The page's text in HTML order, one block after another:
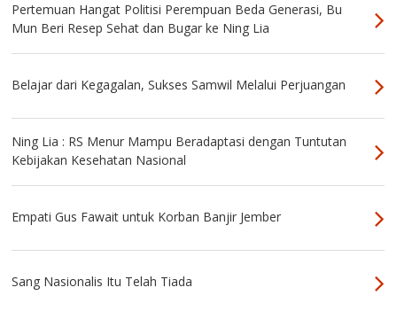
Pertemuan Hangat Politisi Perempuan Beda Generasi, Bu
Mun Beri Resep Sehat dan Bugar ke Ning Lia
Belajar dari Kegagalan, Sukses Samwil Melalui Perjuangan
Ning Lia : RS Menur Mampu Beradaptasi dengan Tuntutan
Kebijakan Kesehatan Nasional
Empati Gus Fawait untuk Korban Banjir Jember
Sang Nasionalis Itu Telah Tiada